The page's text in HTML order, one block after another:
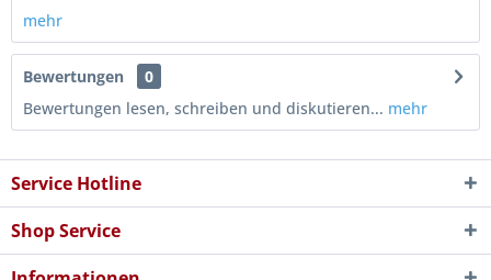
mehr
Bewertungen
0
Bewertungen lesen, schreiben und diskutieren... mehr
Service Hotline
Shop Service